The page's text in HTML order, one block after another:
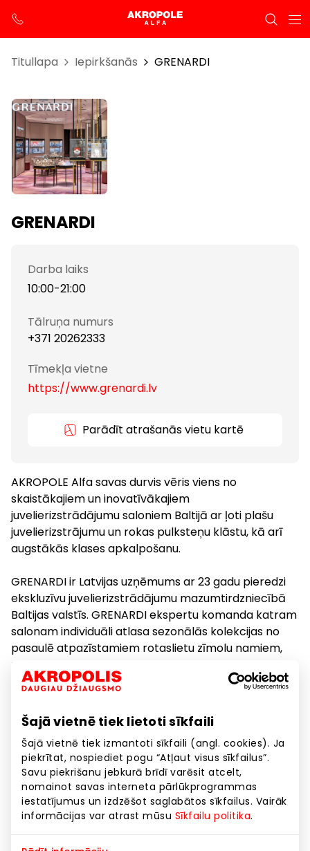
Šajā vietnē tiek lietoti sīkfaili
Šajā vietnē tiek izmantoti sīkfaili (angl. cookies). Ja
piekrītat, nospiediet pogu “Atļaut visus sīkfailus”.
Savu piekrišanu jebkurā brīdī varēsit atcelt,
nomainot savas interneta pārlūkprogrammas
iestatījumus un izdzēšot saglabātos sīkfailus. Vairāk
informācijas var atrast mūsu Sīkfailu politika.
Titullapa Iepirkšanās GRENARDI
GRENARDI
Darba laiks
10:00-21:00
Tālruņa numurs
+371 20262333
Tīmekļa vietne
https://www.grenardi.lv
Parādīt atrašanās vietu kartē
AKROPOLE Alfa savas durvis vēris viens no
skaistākajiem un inovatīvākajiem
juvelierizstrādājumu saloniem Baltijā ar ļoti plašu
juvelierizstrājumu un rokas pulksteņu klāstu, kā arī
augstākās klases apkalpošanu.
GRENARDI ir Latvijas uzņēmums ar 23 gadu pieredzi
ekskluzīvu juvelierizstrādājumu mazumtirdzniecībā
Baltijas valstīs. GRENARDI ekspertu komanda katram
salonam individuāli atlasa sezonālās kolekcijas no
pasaulē atpazīstamiem rotaslietu zīmolu namiem,
piemēram, Giorgio Visconti, Pasquale Bruni, Leo
Pizzo, Marco Bicego, Nanis, Brumani, SICIS Jewels,
arī GRENARDI zīmola kolekcijas – Lilly Spring ir
iedvesmojošo briljantu kolekcija, ZOYE mūsdienīgas
rotaslietas no zelta, Due klasiskā ir briljantu kolekcija,
kolekcija “Rotājies, Latvija!”, kura ir radīta sadarbībā
ar Vairu Vīķi-Freibergu, savukārt kolekcija Opla
piedāvā pasakainas bērnu rotaslietas. Ikviens klients
atradīs rotu sev vai dāvanai.